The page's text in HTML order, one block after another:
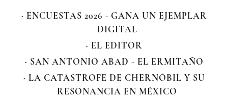
· ENCUESTAS 2026 - GANA UN EJEMPLAR
DIGITAL
· EL EDITOR
· SAN ANTONIO ABAD - EL ERMITAÑO
· LA CATÁSTROFE DE CHERNÓBIL Y SU
RESONANCIA EN MÉXICO